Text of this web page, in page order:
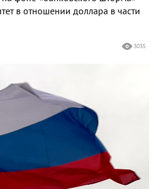
в отношении доллара в части
3035